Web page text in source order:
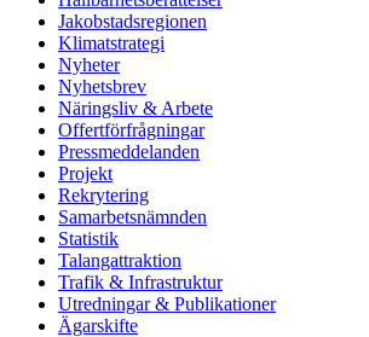
Jakobstadsregionen
Klimatstrategi
Nyheter
Nyhetsbrev
Näringsliv & Arbete
Offertförfrågningar
Pressmeddelanden
Projekt
Rekrytering
Samarbetsnämnden
Statistik
Talangattraktion
Trafik & Infrastruktur
Utredningar & Publikationer
Ägarskifte